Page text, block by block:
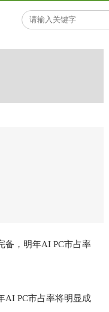
备， 明年AI PC市占率
AI PC市占率将明显成